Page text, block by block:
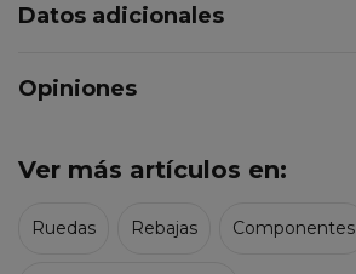
Datos adicionales
Opiniones
Ver más artículos en:
Ruedas Rebajas Componentes